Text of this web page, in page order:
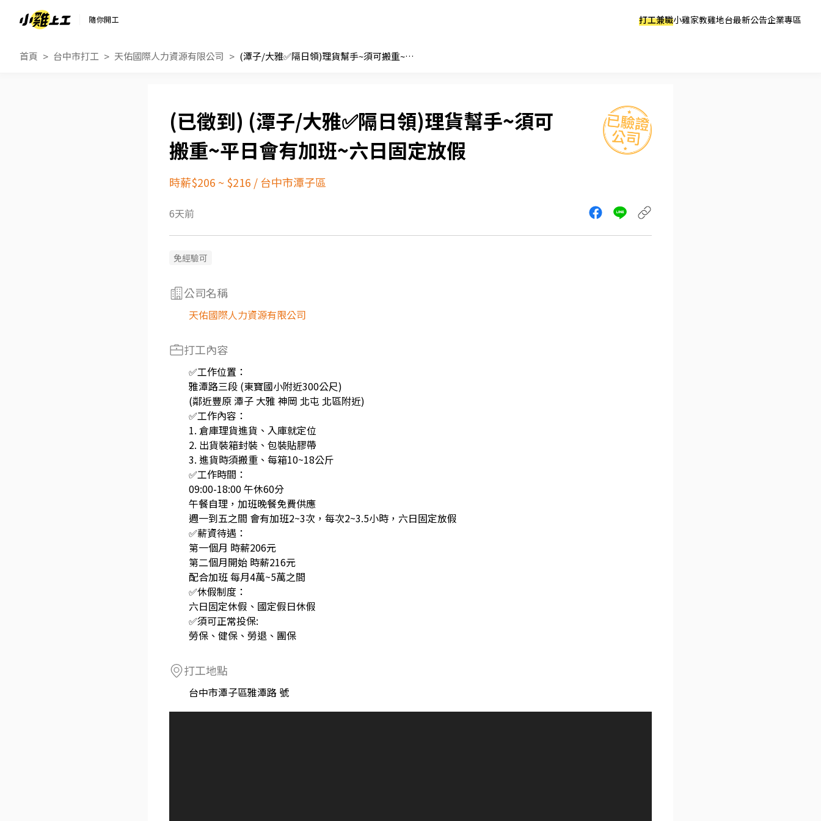
隨你開工 打工兼職小雞家教雞地台最新公告企業專區
首頁 台中市打工 天佑國際人力資源有限公司 (潭子/大雅✅隔日領)理貨幫手~須可搬重~平日會有加班~六日固定放假
(潭子/大雅✅隔日領)理貨幫手~須可
搬重~平日會有加班~六日固定放假
時薪$206 ~ $216 / 台中市潭子區
6天前
免經驗可
公司名稱
天佑國際人力資源有限公司
打工內容
✅工作位置：
雅潭路三段 (東寶國小附近300公尺)
(鄰近豐原 潭子 大雅 神岡 北屯 北區附近)
✅工作內容：
1. 倉庫理貨進貨、入庫就定位
2. 出貨裝箱封裝、包裝貼膠帶
3. 進貨時須搬重、每箱10~18公斤
✅工作時間：
09:00-18:00 午休60分
午餐自理，加班晚餐免費供應
週一到五之間 會有加班2~3次，每次2~3.5小時，六日固定放假
✅薪資待遇：
第一個月 時薪206元
第二個月開始 時薪216元
配合加班 每月4萬~5萬之間
✅休假制度：
六日固定休假、國定假日休假
✅須可正常投保:
勞保、健保、勞退、團保
打工地點
台中市潭子區雅潭路 號